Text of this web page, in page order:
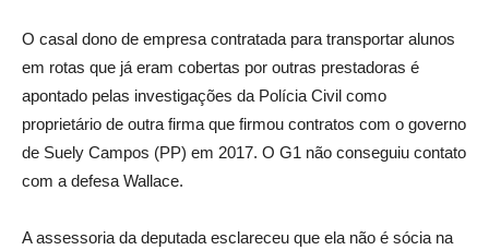
O casal dono de empresa contratada para transportar alunos
em rotas que já eram cobertas por outras prestadoras é
apontado pelas investigações da Polícia Civil como
proprietário de outra firma que firmou contratos com o governo
de Suely Campos (PP) em 2017. O G1 não conseguiu contato
com a defesa Wallace.
A assessoria da deputada esclareceu que ela não é sócia na